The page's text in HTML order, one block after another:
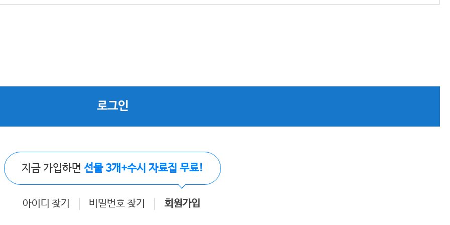
로그인
지금 가입하면 선물 3개+수시 자료집 무료!
아이디 찾기 비밀번호 찾기 회원가입